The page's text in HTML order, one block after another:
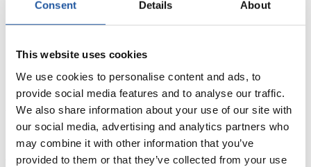
Consent Details About
This website uses cookies
We use cookies to personalise content and ads, to
provide social media features and to analyse our traffic.
We also share information about your use of our site with
our social media, advertising and analytics partners who
may combine it with other information that you’ve
provided to them or that they’ve collected from your use
Für Nationale Verbände
Hier können Sie sich über allgemeine Neuigkeiten informieren, das
aktuelle Regelwerk sowie Richtlinien zu Wettkämpfen, Anti-Doping